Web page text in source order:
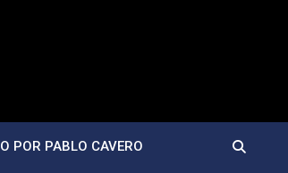
POR PABLO CAVERO